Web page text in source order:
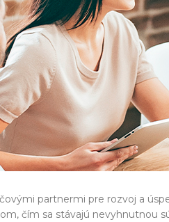
partnermi pre rozvoj a
čím sa stávajú nevyhnutnou